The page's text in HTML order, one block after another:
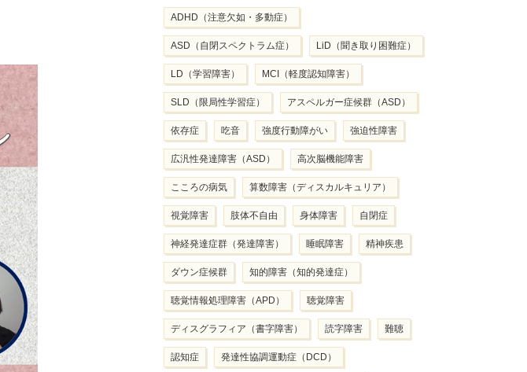
ADHD（注意欠如・多動症）
ASD（自閉スペクトラム症） LiD（聞き取り困難症）
LD（学習障害） MCI（軽度認知障害）
SLD（限局性学習症） アスペルガー症候群（ASD）
依存症 吃音 強度行動障がい 強迫性障害
広汎性発達障害（ASD） 高次脳機能障害
こころの病気 算数障害（ディスカルキュリア）
視覚障害 肢体不自由 身体障害 自閉症
神経発達症群（発達障害） 睡眠障害 精神疾患
ダウン症候群 知的障害（知的発達症）
聴覚情報処理障害（APD） 聴覚障害
ディスグラフィア（書字障害） 読字障害 難聴
認知症 発達性協調運動症（DCD）